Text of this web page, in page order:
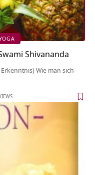
Shivananda
Wie man sich